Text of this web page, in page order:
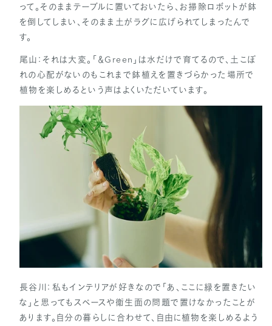
って。そのままテーブルに置いておいたら、お掃除ロボットが鉢
を倒してしまい、そのまま土がラグに広げられてしまったんで
す。
尾山：それは大変。「＆Green」は水だけで育てるので、土こぼ
れの心配がないのもこれまで鉢植えを置きづらかった場所で
植物を楽しめるという声はよくいただいています。
長谷川：私もインテリアが好きなので「あ、ここに緑を置きたい
な」と思ってもスペースや衛生面の問題で置けなかったことが
あります。自分の暮らしに合わせて、自由に植物を楽しめるよう